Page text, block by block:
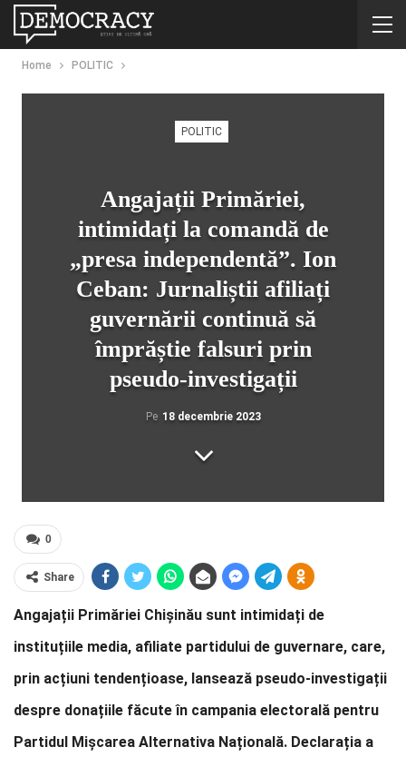
Home POLITIC
POLITIC
Angajații Primăriei,
intimidați la comandă de
„presa independentă”. Ion
Ceban: Jurnaliștii afiliați
guvernării continuă să
împrăștie falsuri prin
pseudo-investigații
Pe 18 decembrie 2023
0
Share
Angajații Primăriei Chișinău sunt intimidați de
instituțiile media, afiliate partidului de guvernare, care,
prin acțiuni tendențioase, lansează pseudo-investigații
despre donațiile făcute în campania electorală pentru
Partidul Mișcarea Alternativa Națională. Declarația a